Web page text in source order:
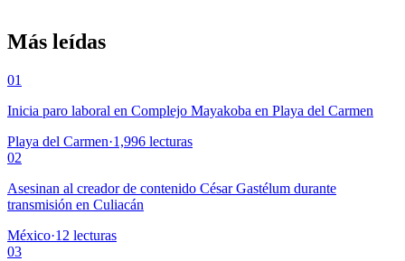
Más leídas
01
Inicia paro laboral en Complejo Mayakoba en Playa del Carmen
Playa del Carmen·1,996 lecturas
02
Asesinan al creador de contenido César Gastélum durante
transmisión en Culiacán
México·12 lecturas
03